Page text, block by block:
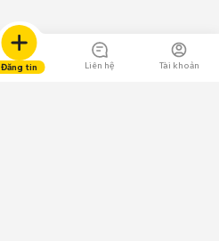
Đăng tin Liên hệ Tài khoản